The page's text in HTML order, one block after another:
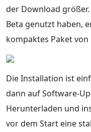
der Download größer.
Beta genutzt haben,
kompaktes Paket von
Die Installation ist
dann auf Software-
Herunterladen und
vor dem Start eine